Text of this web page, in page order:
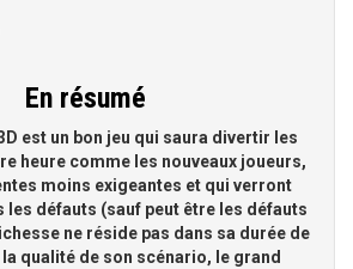
En résumé
est un bon jeu qui saura divertir les
heure comme les nouveaux joueurs,
moins exigeantes et qui verront
les défauts (sauf peut être les défauts
ne réside pas dans sa durée de
qualité de son scénario, le grand